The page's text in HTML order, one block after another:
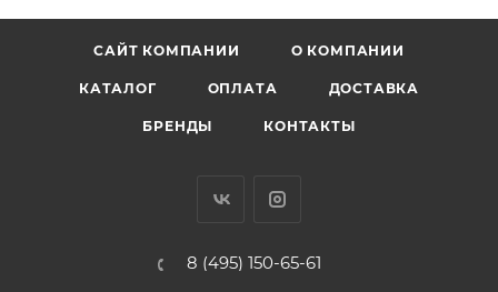
САЙТ КОМПАНИИ О КОМПАНИИ
КАТАЛОГ ОПЛАТА ДОСТАВКА
БРЕНДЫ КОНТАКТЫ
8 (495) 150-65-61